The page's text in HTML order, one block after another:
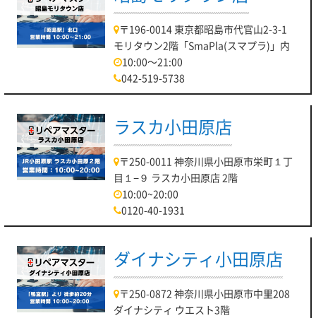
〒196-0014 東京都昭島市代官山2-3-1
モリタウン2階「SmaPla(スマプラ)」内
10:00～21:00
042-519-5738
ラスカ小田原店
〒250-0011 神奈川県小田原市栄町１丁
目１−９ ラスカ小田原店 2階
10:00~20:00
0120-40-1931
ダイナシティ小田原店
〒250-0872 神奈川県小田原市中里208
ダイナシティ ウエスト3階